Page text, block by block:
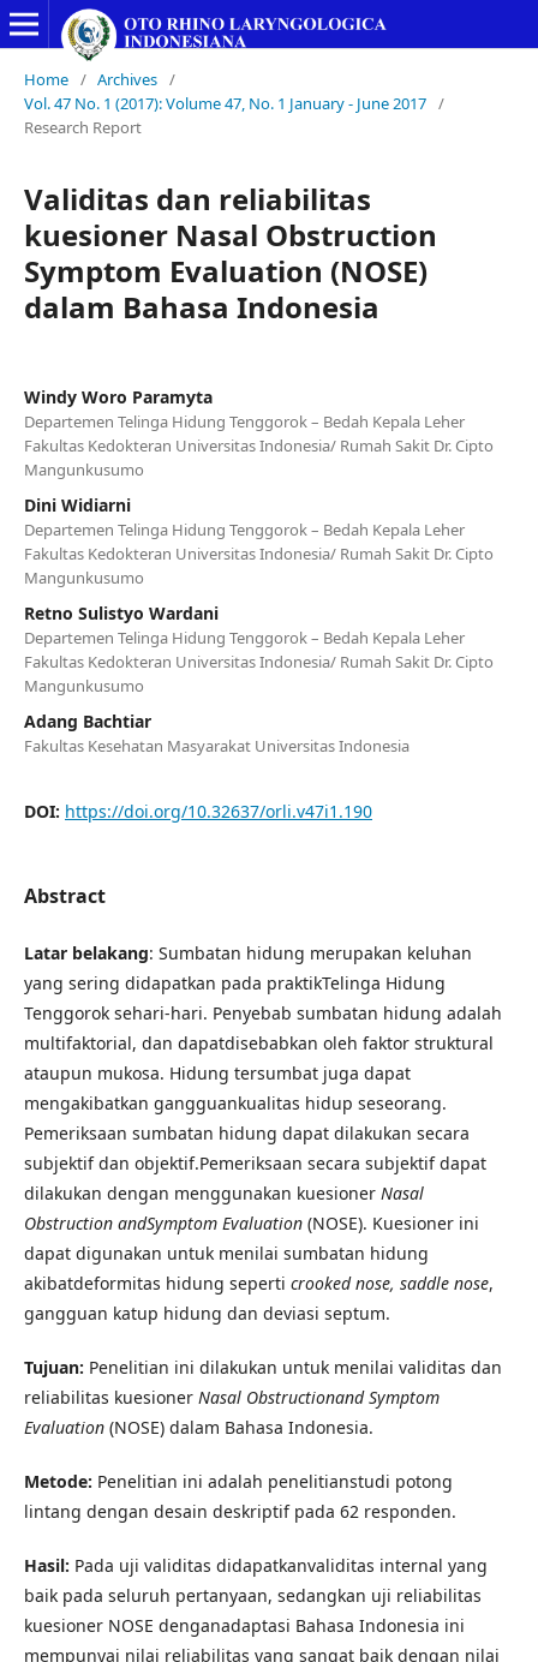
Home / Archives /
Vol. 47 No. 1 (2017): Volume 47, No. 1 January - June 2017 /
Research Report
Validitas dan reliabilitas
kuesioner Nasal Obstruction
Symptom Evaluation (NOSE)
dalam Bahasa Indonesia
Windy Woro Paramyta
Departemen Telinga Hidung Tenggorok – Bedah Kepala Leher
Fakultas Kedokteran Universitas Indonesia/ Rumah Sakit Dr. Cipto
Mangunkusumo
Dini Widiarni
Departemen Telinga Hidung Tenggorok – Bedah Kepala Leher
Fakultas Kedokteran Universitas Indonesia/ Rumah Sakit Dr. Cipto
Mangunkusumo
Retno Sulistyo Wardani
Departemen Telinga Hidung Tenggorok – Bedah Kepala Leher
Fakultas Kedokteran Universitas Indonesia/ Rumah Sakit Dr. Cipto
Mangunkusumo
Adang Bachtiar
Fakultas Kesehatan Masyarakat Universitas Indonesia
DOI: https://doi.org/10.32637/orli.v47i1.190
Abstract
Latar belakang: Sumbatan hidung merupakan keluhan
yang sering didapatkan pada praktikTelinga Hidung
Tenggorok sehari-hari. Penyebab sumbatan hidung adalah
multifaktorial, dan dapatdisebabkan oleh faktor struktural
ataupun mukosa. Hidung tersumbat juga dapat
mengakibatkan gangguankualitas hidup seseorang.
Pemeriksaan sumbatan hidung dapat dilakukan secara
subjektif dan objektif.Pemeriksaan secara subjektif dapat
dilakukan dengan menggunakan kuesioner Nasal
Obstruction andSymptom Evaluation (NOSE). Kuesioner ini
dapat digunakan untuk menilai sumbatan hidung
akibatdeformitas hidung seperti crooked nose, saddle nose,
gangguan katup hidung dan deviasi septum.
Tujuan: Penelitian ini dilakukan untuk menilai validitas dan
reliabilitas kuesioner Nasal Obstructionand Symptom
Evaluation (NOSE) dalam Bahasa Indonesia.
Metode: Penelitian ini adalah penelitianstudi potong
lintang dengan desain deskriptif pada 62 responden.
Hasil: Pada uji validitas didapatkanvaliditas internal yang
baik pada seluruh pertanyaan, sedangkan uji reliabilitas
kuesioner NOSE denganadaptasi Bahasa Indonesia ini
mempunyai nilai reliabilitas yang sangat baik dengan nilai